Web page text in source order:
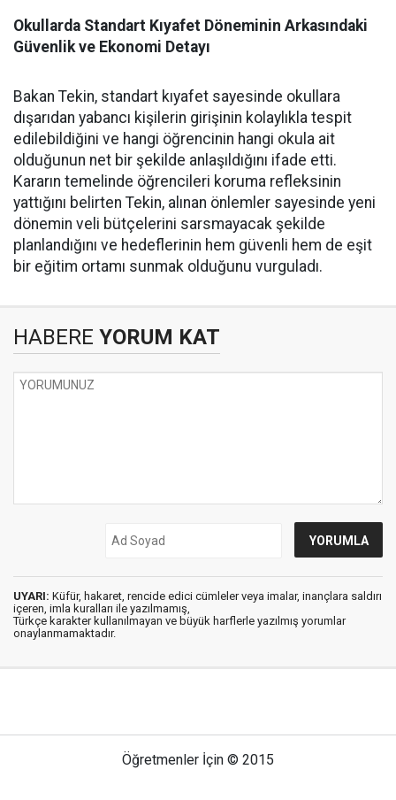
Okullarda Standart Kıyafet Döneminin Arkasındaki
Güvenlik ve Ekonomi Detayı
Bakan Tekin, standart kıyafet sayesinde okullara
dışarıdan yabancı kişilerin girişinin kolaylıkla tespit
edilebildiğini ve hangi öğrencinin hangi okula ait
olduğunun net bir şekilde anlaşıldığını ifade etti.
Kararın temelinde öğrencileri koruma refleksinin
yattığını belirten Tekin, alınan önlemler sayesinde yeni
dönemin veli bütçelerini sarsmayacak şekilde
planlandığını ve hedeflerinin hem güvenli hem de eşit
bir eğitim ortamı sunmak olduğunu vurguladı.
HABERE YORUM KAT
UYARI: Küfür, hakaret, rencide edici cümleler veya imalar, inançlara saldırı
içeren, imla kuralları ile yazılmamış,
Türkçe karakter kullanılmayan ve büyük harflerle yazılmış yorumlar
onaylanmamaktadır.
Öğretmenler İçin © 2015